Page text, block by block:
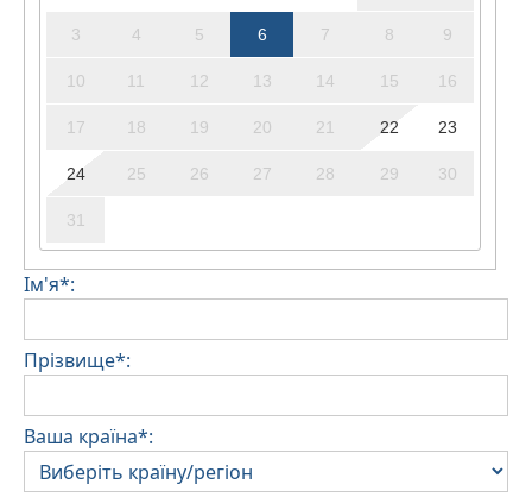
3 4 5 6 7 8 9
10 11 12 13 14 15 16
17 18 19 20 21 22 23
24 25 26 27 28 29 30
31
Ім'я*:
Прізвище*:
Ваша країна*: